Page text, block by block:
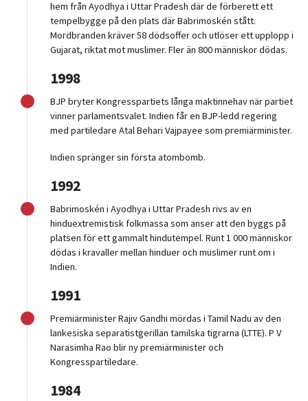
hem från Ayodhya i Uttar Pradesh där de förberett ett
tempelbygge på den plats där Babrimoskén stått.
Mordbranden kräver 58 dödsoffer och utlöser ett upplopp i
Gujarat, riktat mot muslimer. Fler än 800 människor dödas.
1998
BJP bryter Kongresspartiets långa maktinnehav när partiet
vinner parlamentsvalet. Indien får en BJP-ledd regering
med partiledare Atal Behari Vajpayee som premiärminister.
Indien spränger sin första atombomb.
1992
Babrimoskén i Ayodhya i Uttar Pradesh rivs av en
hinduextremistisk folkmassa som anser att den byggs på
platsen för ett gammalt hindutempel. Runt 1 000 människor
dödas i kravaller mellan hinduer och muslimer runt om i
Indien.
1991
Premiärminister Rajiv Gandhi mördas i Tamil Nadu av den
lankesiska separatistgerillan tamilska tigrarna (LTTE). P V
Narasimha Rao blir ny premiärminister och
Kongresspartiledare.
1984